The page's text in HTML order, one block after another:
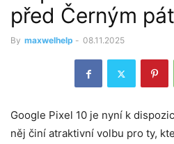
před Černým
By maxwelhelp - 08.11.2025
Google Pixel 10 je nyní k
něj činí atraktivní volbu pro ty,